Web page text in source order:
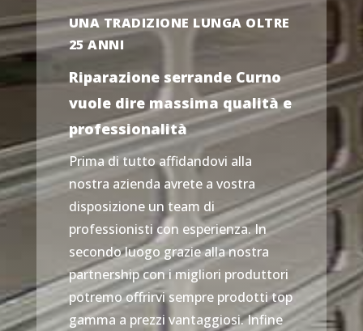
UNA TRADIZIONE LUNGA OLTRE
25 ANNI
Riparazione serrande Curno
vuole dire massima qualità e
professionalità
Prima di tutto affidandovi alla
nostra azienda avrete a vostra
disposizione un team di
professionisti con esperienza. In
secondo luogo grazie alla nostra
partnership con i migliori produttori
potremo offrirvi sempre prodotti top
gamma a prezzi vantaggiosi. Infine